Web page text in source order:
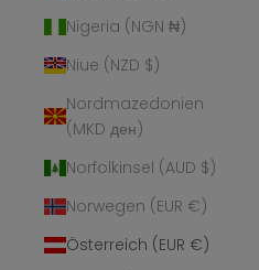
Nigeria (NGN ₦)
Niue (NZD $)
Nordmazedonien
(MKD ден)
Norfolkinsel (AUD $)
Norwegen (EUR €)
Österreich (EUR €)